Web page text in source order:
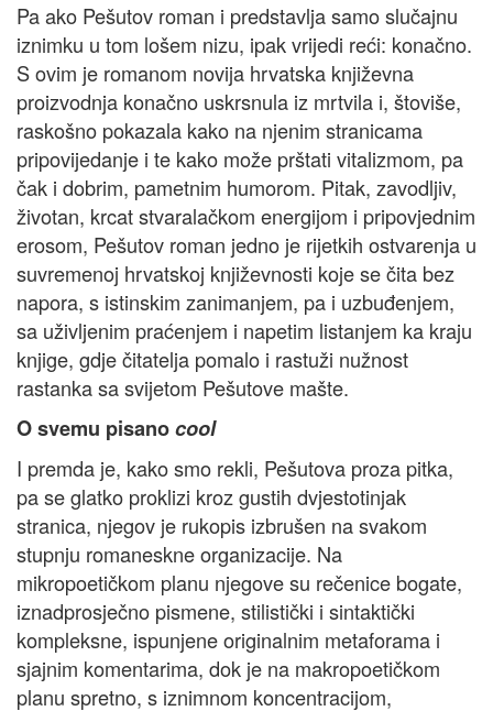
Pa ako Pešutov roman i predstavlja samo slučajnu
iznimku u tom lošem nizu, ipak vrijedi reći: konačno.
S ovim je romanom novija hrvatska književna
proizvodnja konačno uskrsnula iz mrtvila i, štoviše,
raskošno pokazala kako na njenim stranicama
pripovijedanje i te kako može prštati vitalizmom, pa
čak i dobrim, pametnim humorom. Pitak, zavodljiv,
životan, krcat stvaralačkom energijom i pripovjednim
erosom, Pešutov roman jedno je rijetkih ostvarenja u
suvremenoj hrvatskoj književnosti koje se čita bez
napora, s istinskim zanimanjem, pa i uzbuđenjem,
sa uživljenim praćenjem i napetim listanjem ka kraju
knjige, gdje čitatelja pomalo i rastuži nužnost
rastanka sa svijetom Pešutove mašte.
O svemu pisanocool
I premda je, kako smo rekli, Pešutova proza pitka,
pa se glatko proklizi kroz gustih dvjestotinjak
stranica, njegov je rukopis izbrušen na svakom
stupnju romaneskne organizacije. Na
mikropoetičkom planu njegove su rečenice bogate,
iznadprosječno pismene, stilistički i sintaktički
kompleksne, ispunjene originalnim metaforama i
sjajnim komentarima, dok je na makropoetičkom
planu spretno, s iznimnom koncentracijom,